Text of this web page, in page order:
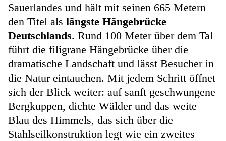
Sauerlandes und hält mit seinen 665 Metern
den Titel als längste Hängebrücke
Deutschlands. Rund 100 Meter über dem Tal
führt die filigrane Hängebrücke über die
dramatische Landschaft und lässt Besucher in
die Natur eintauchen. Mit jedem Schritt öffnet
sich der Blick weiter: auf sanft geschwungene
Bergkuppen, dichte Wälder und das weite
Blau des Himmels, das sich über die
Stahlseilkonstruktion legt wie ein zweites